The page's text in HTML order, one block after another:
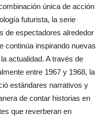
única de acción
futurista, la serie
de espectadores alrededor
continúa inspirando nuevas
actualidad. A través de
entre 1967 y 1968, la
estándares narrativos y
de contar historias en
que reverberan en